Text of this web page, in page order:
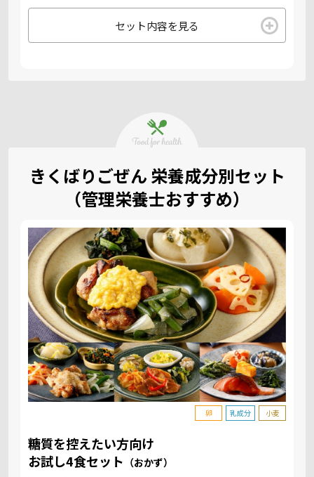
セット内容を見る
きくばりごぜん 栄養成分別セット
（管理栄養士おすすめ）
卵 乳成分 小麦
糖質を控えたい方向け
お試し4食セット （おかず）